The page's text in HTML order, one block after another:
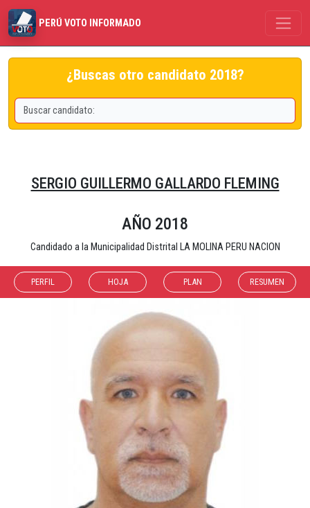
PERÚ VOTO INFORMADO
¿Buscas otro candidato 2018?
SERGIO GUILLERMO GALLARDO FLEMING
AÑO 2018
Candidado a la Municipalidad Distrital LA MOLINA PERU NACION
PERFIL HOJA PLAN RESUMEN